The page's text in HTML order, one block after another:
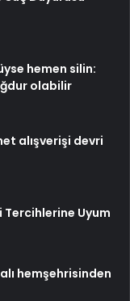
hemen silin:
olabilir
alışverişi devri
Tercihlerine Uyum
hemşehrisinden